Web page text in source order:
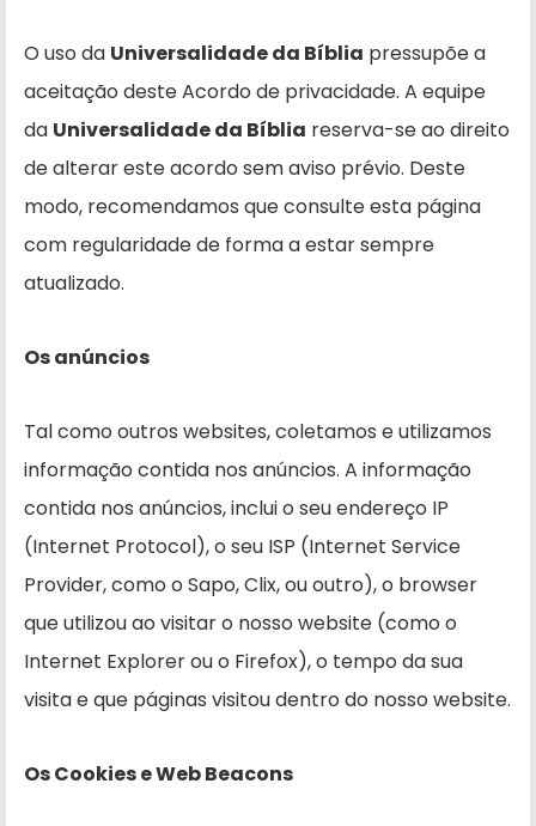
O uso da Universalidade da Bíblia pressupõe a
aceitação deste Acordo de privacidade. A equipe
da Universalidade da Bíblia reserva-se ao direito
de alterar este acordo sem aviso prévio. Deste
modo, recomendamos que consulte esta página
com regularidade de forma a estar sempre
atualizado.
Os anúncios
Tal como outros websites, coletamos e utilizamos
informação contida nos anúncios. A informação
contida nos anúncios, inclui o seu endereço IP
(Internet Protocol), o seu ISP (Internet Service
Provider, como o Sapo, Clix, ou outro), o browser
que utilizou ao visitar o nosso website (como o
Internet Explorer ou o Firefox), o tempo da sua
visita e que páginas visitou dentro do nosso website.
Os Cookies e Web Beacons